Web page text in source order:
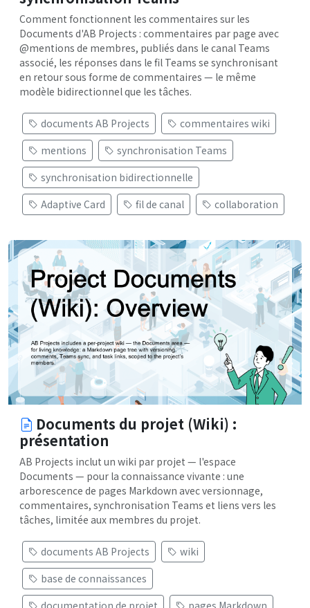
Comment fonctionnent les commentaires sur les
Documents d'AB Projects : commentaires par page avec
@mentions de membres, publiés dans le canal Teams
associé, les réponses dans le fil Teams se synchronisant
en retour sous forme de commentaires — le même
modèle bidirectionnel que les tâches.
documents AB Projects
commentaires wiki
mentions
synchronisation Teams
synchronisation bidirectionnelle
Adaptive Card
fil de canal collaboration
Documents du projet (Wiki) :
présentation
AB Projects inclut un wiki par projet — l'espace
Documents — pour la connaissance vivante : une
arborescence de pages Markdown avec versionnage,
commentaires, synchronisation Teams et liens vers les
tâches, limitée aux membres du projet.
documents AB Projects
wiki
base de connaissances